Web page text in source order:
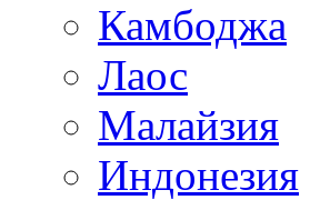
Камбоджа
Лаос
Малайзия
Индонезия